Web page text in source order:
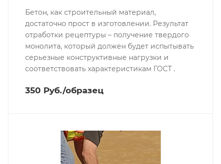
Бетон, как строительный материал,
достаточно прост в изготовлении. Результат
отработки рецептуры – получение твердого
монолита, который должен будет испытывать
серьезные конструктивные нагрузки и
соответствовать характеристикам ГОСТ .
350 Руб./образец